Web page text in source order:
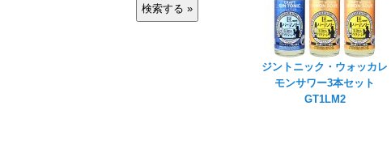
ジントニック・ウォッカレ
モンサワー3本セット
GT1LM2